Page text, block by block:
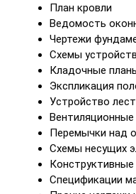
План кровли
Ведомость
Чертежи
Схемы
Кладочные
Экспликация
Устройство
Перемычки над
Схемы несущих
Спецификации